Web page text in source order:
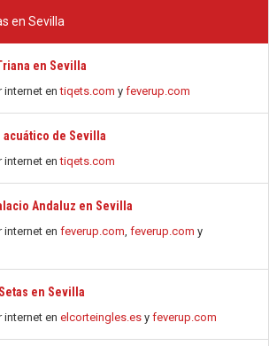
en Sevilla
en Sevilla
internet entiqets.com y feverup.com
acuático de Sevilla
internet entiqets.com
Andaluz en Sevilla
internet en feverup.com, feverup.com y
en Sevilla
internet en elcorteingles.es y feverup.com